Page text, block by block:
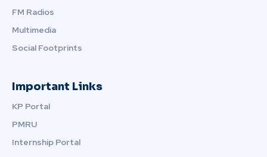
FM Radios
Multimedia
Social Footprints
Important Links
KP Portal
PMRU
Internship Portal